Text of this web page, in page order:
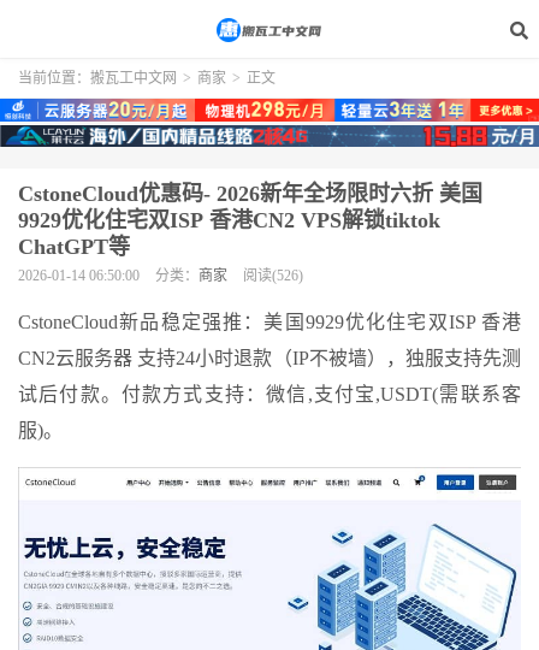
当前位置： 搬瓦工中文网 > 商家 > 正文
CstoneCloud优惠码- 2026新年全场限时六折 美国
9929优化住宅双ISP 香港CN2 VPS解锁tiktok
ChatGPT等
2026-01-14 06:50:00 分类： 商家 阅读(526)
CstoneCloud新品稳定强推：美国9929优化住宅双ISP 香港
CN2云服务器 支持24小时退款（IP不被墙），独服支持先测
试后付款。付款方式支持：微信,支付宝,USDT(需联系客
服)。